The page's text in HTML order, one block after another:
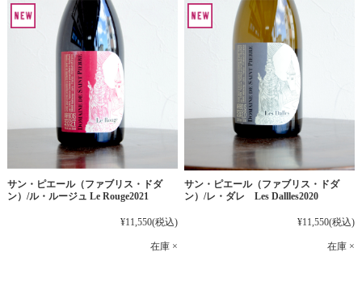
サン・ピエール（ファブリス・ドダ
ン）/ル・ルージュ Le Rouge2021
¥11,550(税込)
在庫 ×
サン・ピエール（ファブリス・ドダ
ン）/レ・ダレ Les Dallles2020
¥11,550(税込)
在庫 ×